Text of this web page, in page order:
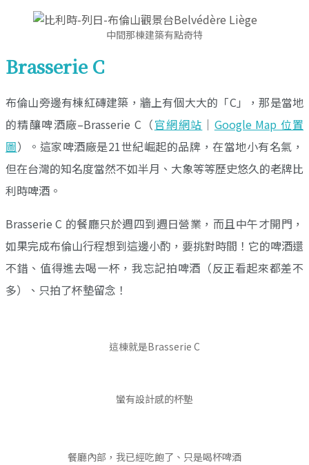
中間那棟建築有點奇特
Brasserie C
布倫山旁邊有棟紅磚建築，牆上有個大大的「C」，那是當地
的精釀啤酒廠–Brasserie C（官網網站 ｜ Google Map 位置
圖）。這家啤酒廠是21世紀崛起的品牌，在當地小有名氣，
但在台灣的知名度當然不如半月、大象等等歷史悠久的老牌比
利時啤酒。
Brasserie C 的餐廳只於週四到週日營業，而且中午才開門，
如果完成布倫山行程想到這邊小酌，要挑對時間！它的啤酒還
不錯、值得進去喝一杯，我忘記拍啤酒（反正看起來都差不
多）、只拍了杯墊留念！
這棟就是Brasserie C
蠻有設計感的杯墊
餐廳內部，我已經吃飽了、只是喝杯啤酒